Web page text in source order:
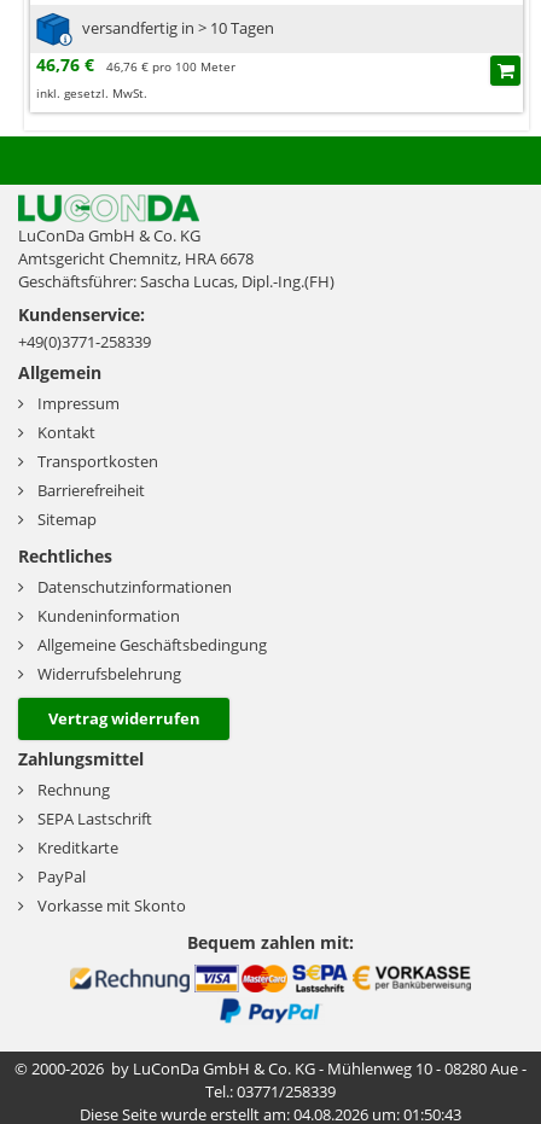
versandfertig in > 10 Tagen
46,76 €
46,76 € pro 100 Meter
inkl. gesetzl. MwSt.
LuConDa GmbH & Co. KG
Amtsgericht Chemnitz, HRA 6678
Geschäftsführer: Sascha Lucas, Dipl.-Ing.(FH)
Kundenservice:
+49(0)3771-258339
Allgemein
Impressum
Kontakt
Transportkosten
Barrierefreiheit
Sitemap
Rechtliches
Datenschutzinformationen
Kundeninformation
Allgemeine Geschäftsbedingung
Widerrufsbelehrung
Vertrag widerrufen
Zahlungsmittel
Rechnung
SEPA Lastschrift
Kreditkarte
PayPal
Vorkasse mit Skonto
Bequem zahlen mit:
© 2000-2026 by LuConDa GmbH & Co. KG - Mühlenweg 10 - 08280 Aue -
Tel.: 03771/258339
Diese Seite wurde erstellt am: 04.08.2026 um: 01:50:43